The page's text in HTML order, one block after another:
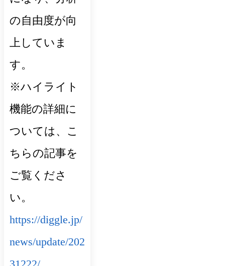
の自由度が向
上していま
す。
※ハイライト
機能の詳細に
ついては、こ
ちらの記事を
ご覧くださ
い。
https://diggle.jp/
news/update/202